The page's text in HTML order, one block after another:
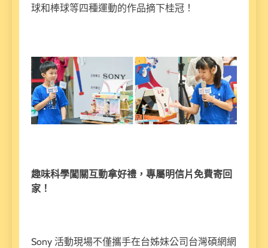
球和棒球等四種運動的作品摘下桂冠！
趣味科學闖關互動拿好禮，專屬明信片免費寄回
家！
Sony 活動現場不僅攜手在台姊妹公司台灣碩網網